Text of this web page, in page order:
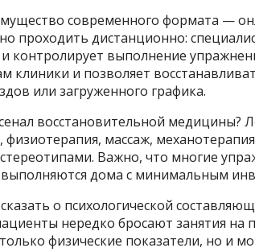
современного формата —
проходить дистанционно:
и контролирует выполнение
клиники и позволяет
или загруженного графика.
восстановительной медицины?
физиотерапия, массаж,
Важно, что многие
дома с минимальным
о психологической
нередко бросают занятия на
физические показатели, но и